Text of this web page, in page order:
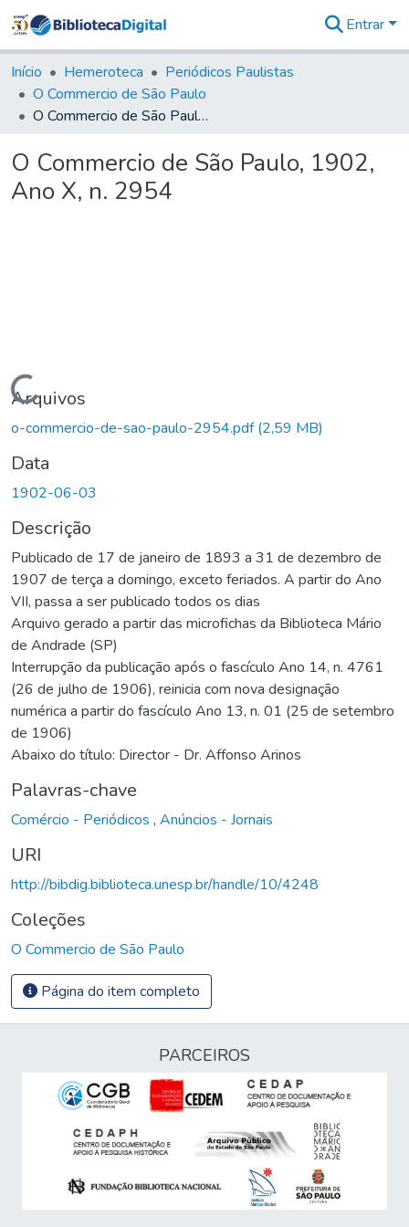
&
Coleções
Tudo na
Biblioteca
Estatísticas
Entrar
Início Hemeroteca
Periódicos Paulistas
O Commercio de São Paulo
O Commercio de São Paulo, 1902, Ano X, n. 2954
O Commercio de São Paulo, 1902,
Ano X, n. 2954
Carregando...
Arquivos
o-commercio-de-sao-paulo-2954.pdf(2,59 MB)
Data
1902-06-03
Descrição
Publicado de 17 de janeiro de 1893 a 31 de dezembro de
1907 de terça a domingo, exceto feriados. A partir do Ano
VII, passa a ser publicado todos os dias
Arquivo gerado a partir das microfichas da Biblioteca Mário
de Andrade (SP)
Interrupção da publicação após o fascículo Ano 14, n. 4761
(26 de julho de 1906), reinicia com nova designação
numérica a partir do fascículo Ano 13, n. 01 (25 de setembro
de 1906)
Abaixo do título: Director - Dr. Affonso Arinos
Palavras-chave
Comércio - Periódicos , Anúncios - Jornais
URI
http://bibdig.biblioteca.unesp.br/handle/10/4248
Coleções
O Commercio de São Paulo
Página do item completo
PARCEIROS